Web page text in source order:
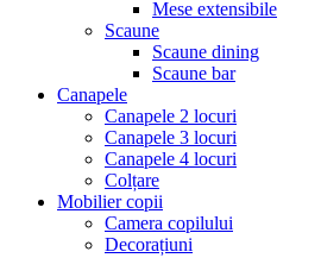
Mese extensibile
Scaune
Scaune dining
Scaune bar
Canapele
Canapele 2 locuri
Canapele 3 locuri
Canapele 4 locuri
Colțare
Mobilier copii
Camera copilului
Decorațiuni